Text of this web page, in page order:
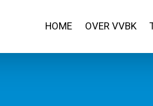
HOME OVER VVBK